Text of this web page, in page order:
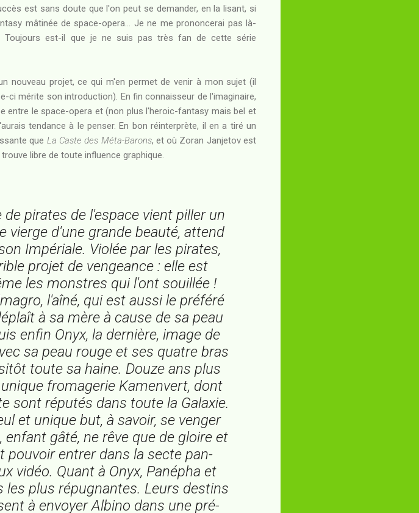
est sans doute que l'on peut se demander, en la lisant, si
mâtinée de space-opera... Je ne me prononcerai pas là-
Toujours est-il que je ne suis pas très fan de cette série
nouveau projet, ce qui m'en permet de venir à mon sujet (il
ci mérite son introduction). En fin connaisseur de l'imaginaire,
entre le space-opera et (non plus l'heroic-fantasy mais bel et
tendance à le penser. En bon réinterprète, il en a tiré un
que La Caste des Méta-Barons, et où Zoran Janjetov est
libre de toute influence graphique.
pirates de l'espace vient piller un
vierge d'une grande beauté, attend
Impériale. Violée par les pirates,
projet de vengeance : elle est
les monstres qui l'ont souillée !
l'aîné, qui est aussi le préféré
à sa mère à cause de sa peau
enfin Onyx, la dernière, image de
sa peau rouge et ses quatre bras
toute sa haine. Douze ans plus
fromagerie Kamenvert, dont
sont réputés dans toute la Galaxie.
et unique but, à savoir, se venger
gâté, ne rêve que de gloire et
pouvoir entrer dans la secte pan-
vidéo. Quant à Onyx, Panépha et
plus répugnantes. Leurs destins
à envoyer Albino dans une pré-